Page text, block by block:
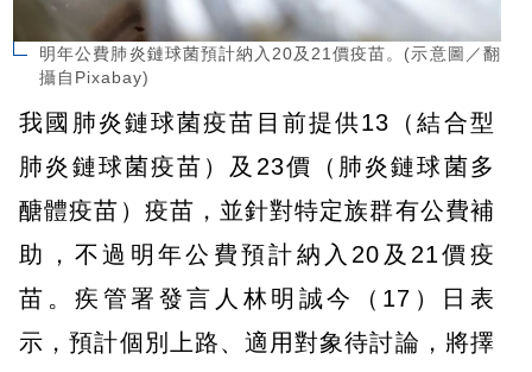
明年公費肺炎鏈球菌預計納入20及21價疫苗。(示意圖／翻
攝自Pixabay)
我國肺炎鏈球菌疫苗目前提供13（結合型
肺炎鏈球菌疫苗）及23價（肺炎鏈球菌多
醣體疫苗）疫苗，並針對特定族群有公費補
助，不過明年公費預計納入20及21價疫
苗。疾管署發言人林明誠今（17）日表
示，預計個別上路、適用對象待討論，將擇